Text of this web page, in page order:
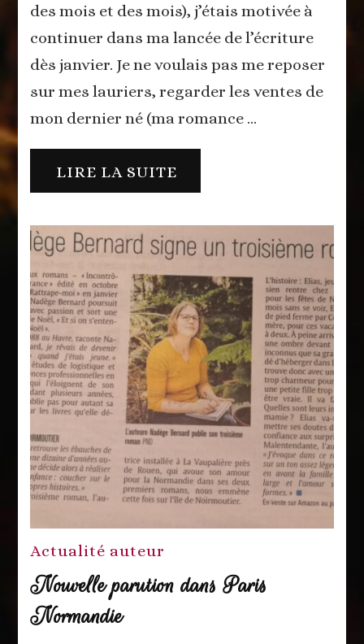
des mois et des mois), j’étais motivée à
continuer dans ma lancée de l’écriture
dès janvier. Je ne voulais pas me reposer
sur mes lauriers, regarder les ventes de
mon dernier né (ma romance …
LIRE LA SUITE
Actualité auteur
Nouvelle parution dans Paris
Normandie